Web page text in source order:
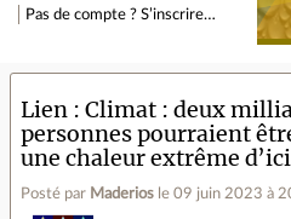
Pas de compte ? S’inscrire…
Lien
Climat : deux
personnes pourraient
une chaleur extrême
Posté par Maderios le 09 juin 2023 à